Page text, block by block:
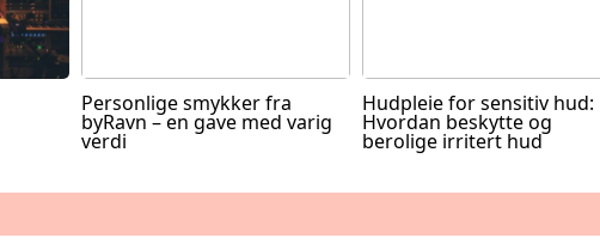
Personlige smykker fra
byRavn – en gave med varig
verdi
Hudpleie for sensitiv hud:
Hvordan beskytte og
berolige irritert hud